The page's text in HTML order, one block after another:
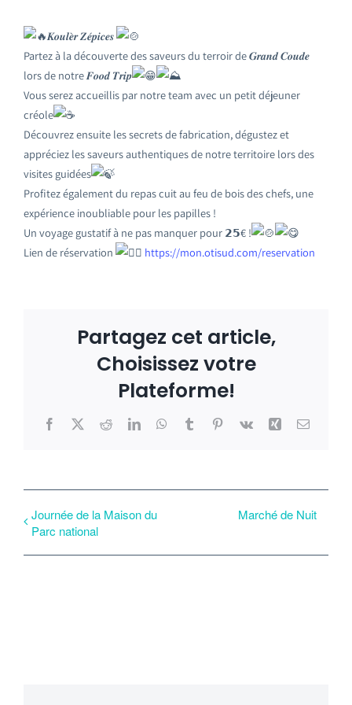
𝑲𝒐𝒖𝒍𝒆̀𝒓 𝒁𝒆́𝒑𝒊𝒄𝒆𝒔
Partez à la découverte des saveurs du terroir de 𝑮𝒓𝒂𝒏𝒅 𝑪𝒐𝒖𝒅𝒆
lors de notre 𝑭𝒐𝒐𝒅 𝑻𝒓𝒊𝒑
Vous serez accueillis par notre team avec un petit déjeuner
créole
Découvrez ensuite les secrets de fabrication, dégustez et
appréciez les saveurs authentiques de notre territoire lors des
visites guidées
Profitez également du repas cuit au feu de bois des chefs, une
expérience inoubliable pour les papilles !
Un voyage gustatif à ne pas manquer pour 𝟮𝟱€ !
Lien de réservation
https://mon.otisud.com/reservation
Partagez cet article,
Choisissez votre
Plateforme!
Facebook
X RedditLinkedInWhatsApp
TumblrPinterest
Vk Xing Email
Journée de la Maison du
Parc national
Marché de Nuit